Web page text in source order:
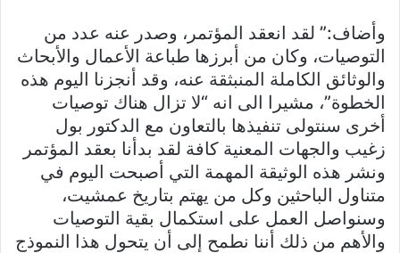
وأضاف:” لقد انعقد المؤتمر، وصدر عنه عدد من
التوصيات، وكان من أبرزها طباعة الأعمال والأبحاث
والوثائق الكاملة المنبثقة عنه، وقد أنجزنا اليوم هذه
الخطوة”، مشيرا الى انه “لا تزال هناك توصيات
أخرى سنتولى تنفيذها بالتعاون مع الدكتور بول
زغيب والجهات المعنية كافة لقد بدأنا بعقد المؤتمر
ونشر هذه الوثيقة المهمة التي أصبحت اليوم في
متناول الباحثين وكل من يهتم بتاريخ عمشيت،
وسنواصل العمل على استكمال بقية التوصيات
والأهم من ذلك أننا نطمح إلى أن يتحول هذا النموذج